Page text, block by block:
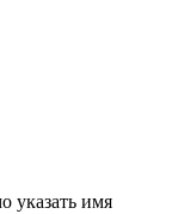
указать имя